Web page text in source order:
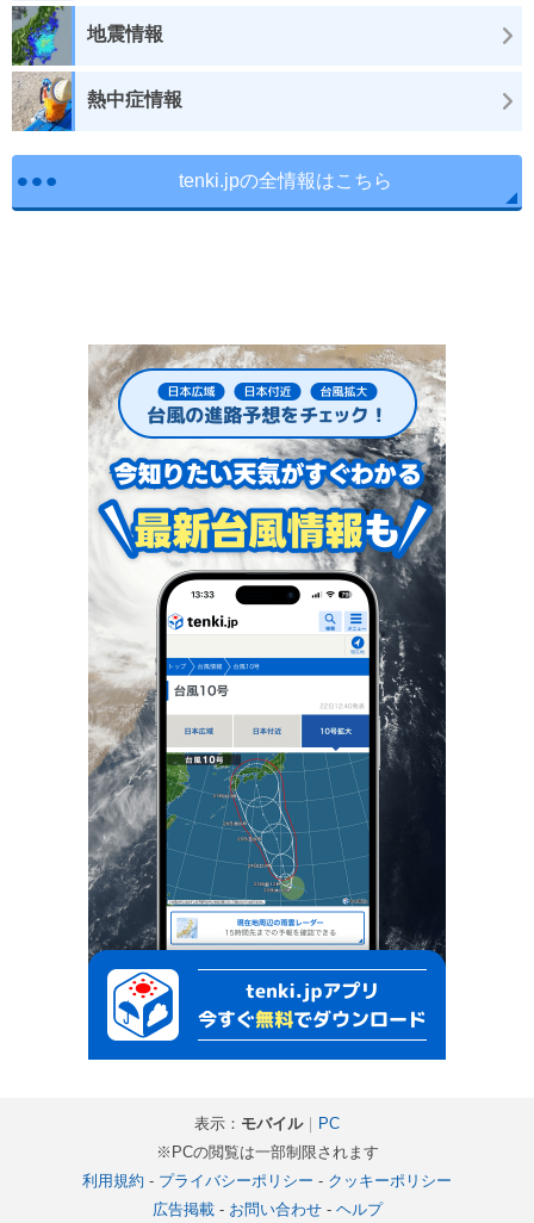
地震情報
熱中症情報
tenki.jpの全情報はこちら
表示： モバイル｜ PC
※PCの閲覧は一部制限されます
利用規約 - プライバシーポリシー - クッキーポリシー
広告掲載- お問い合わせ- ヘルプ